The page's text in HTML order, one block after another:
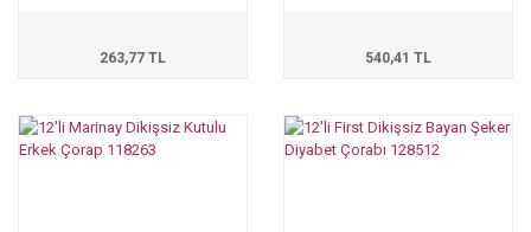
263,77 TL 540,41 TL